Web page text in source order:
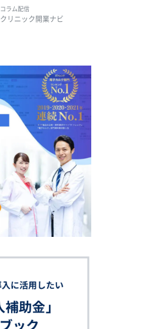
士編入学からでも目指せ
る！
コラム配信
クリニック開業ナビ